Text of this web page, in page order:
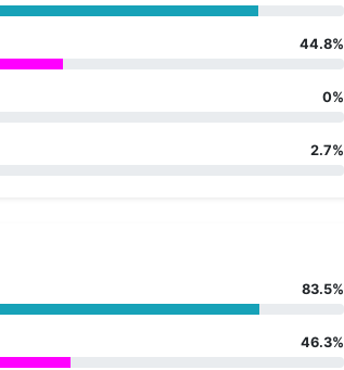
44.8%
0%
2.7%
83.5%
46.3%